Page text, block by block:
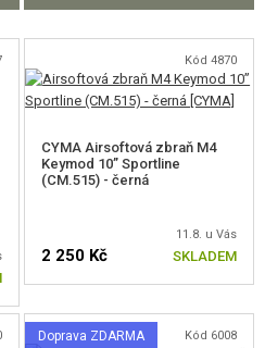
ZBRANĚ
ZBRANĚ
Kód 4870
CYMA Airsoftová zbraň M4
Keymod 10” Sportline
(CM.515) - černá
11.8. u Vás
2 250 Kč SKLADEM
Doprava ZDARMA Kód 6008